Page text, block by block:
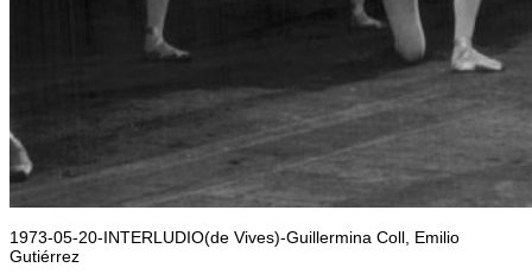
1973-05-20-INTERLUDIO(de Vives)-Guillermina Coll, Emilio
Gutiérrez